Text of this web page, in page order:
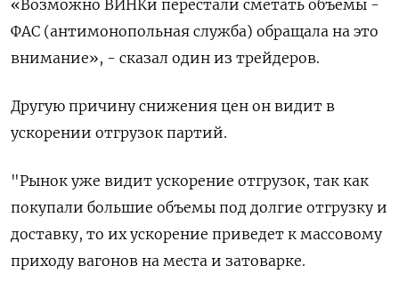
«Возможно ВИНКи перестали сметать объемы -
ФАС (антимонопольная служба) обращала на это
внимание», - сказал один из трейдеров.
Другую причину снижения цен он видит в
ускорении отгрузок партий.
"Рынок уже видит ускорение отгрузок, так как
покупали большие объемы под долгие отгрузку и
доставку, то их ускорение приведет к массовому
приходу вагонов на места и затоварке.